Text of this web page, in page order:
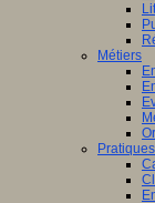
Métiers